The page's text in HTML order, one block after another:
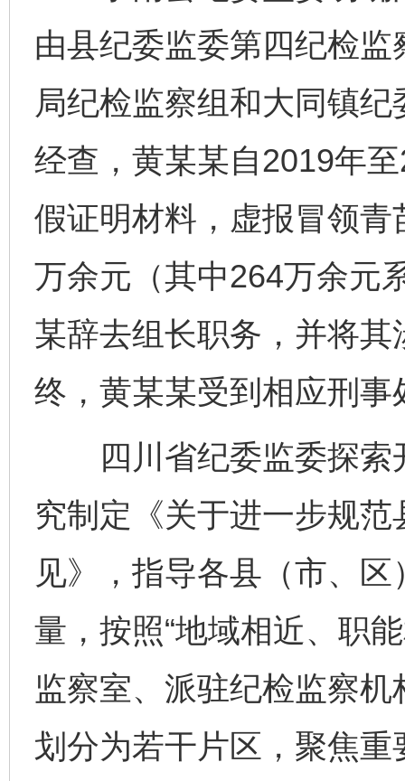
由县纪委监委第四纪检
局纪检监察组和大同镇
经查，黄某某自2019年
假证明材料，虚报冒领
万余元（其中264万余元
某辞去组长职务，并将
终，黄某某受到相应刑事
四川省纪委监委探索
究制定《关于进一步规
见》，指导各县（市、
量，按照“地域相近、职
监察室、派驻纪检监察
划分为若干片区，聚焦